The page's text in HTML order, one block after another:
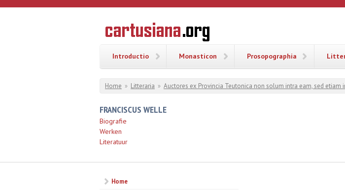
Overslaan en naar de inhoud gaan
CARTUSIANA
Geschiedenis
van de
Introductio Monasticon Prosopographia
U bent hier
Home » Litteraria » Auctores ex Provincia Teutonica non solum intra eam, sed etiam
FRANCISCUS WELLE
Biografie
Werken
Literatuur
Home